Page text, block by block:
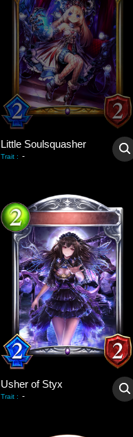
Little Soulsquasher
Trait : -
Usher of Styx
Trait : -